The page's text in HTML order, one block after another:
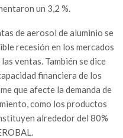
un 3,2 %.
de aerosol de aluminio se
recesión en los mercados
ventas. También se dice
financiera de los
que afecte la demanda de
como los productos
alrededor del 80%